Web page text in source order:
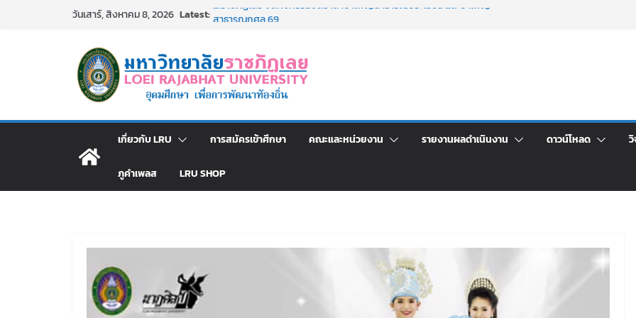
วันเสาร์, สิงหาคม 8, 2026 Latest: ม.ราชภัฏเลย จัดกิจกรรมจิตอาสาบำเพ็ญสาธารณประโยชน์ และบำเพ็ญ
มหาวิทยาลัยราชภัฏเลย ด้วยเงินนอกงบประมาณ ประเภทเงินรายได้
ม.ราชภัฏเลย จัดมหกรรมวิชาการ เปิดบ้าน LRU ครั้งที่ 4 เปิดให้นักเรียน
มัธยมปลายค้นหาสาขาวิชาในฝัน สู่อนาคตที่ใช่
อธิการบดี มรภ.เลย ร่วมประชุมชี้แจงกับคณะอนุกรรมาธิการ ประจำ
ประกาศผู้ชนะการเสนอราคา จ้างทำปกปริญญาบัตร จำนวน ๑,๙๗๒ ชุด
โดยวิธีเฉพาะเจาะจง
เกี่ยวกับ LRU การสมัครเข้าศึกษา คณะและหน่วยงาน รายงานผลดำเนินงาน ดาวน์โหลด
ภูคำเพลส LRU SHOP